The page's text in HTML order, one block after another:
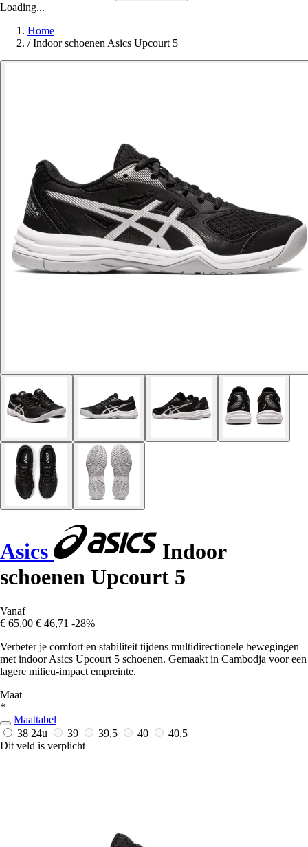
Loading...
Home
/ Indoor schoenen Asics Upcourt 5
Asics
Indoor
schoenen Upcourt 5
Vanaf
€ 65,00 € 46,71 -28%
Verbeter je comfort en stabiliteit tijdens multidirectionele bewegingen
met indoor Asics Upcourt 5 schoenen. Gemaakt in Cambodja voor een
lagere milieu-impact empreinte.
Maat
*
Maattabel
38 24u 39 39,5 40
40,5
Dit veld is verplicht